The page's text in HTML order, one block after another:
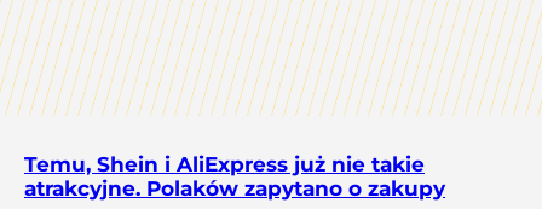
Temu, Shein i AliExpress już nie takie
atrakcyjne. Polaków zapytano o zakupy